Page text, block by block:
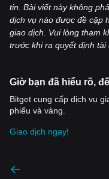
tin. Bài viết này không
dịch vụ nào được đề cập
giao dịch. Vui lòng tham
trước khi ra quyết định tài
Giờ bạn đã hiểu rõ,
Bitget cung cấp dịch vụ
phiếu và vàng.
Giao dịch ngay!